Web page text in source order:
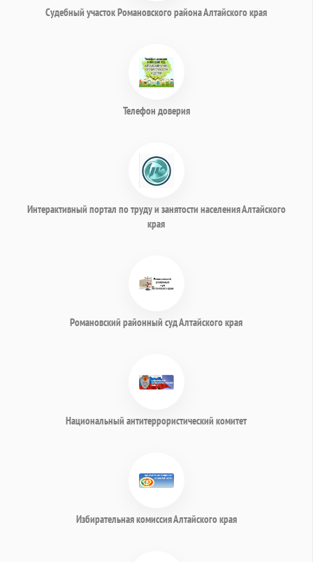
Судебный участок Романовского района Алтайского края
Телефон доверия
Интерактивный портал по труду и занятости населения Алтайского
края
Романовский районный суд Алтайского края
Национальный антитеррористический комитет
Избирательная комиссия Алтайского края